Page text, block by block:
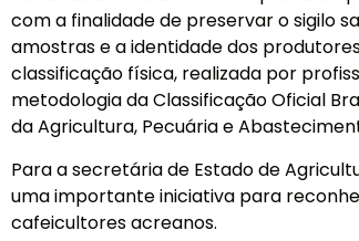
com a finalidade de preservar o sigilo
amostras e a identidade dos
classificação física, realizada por
metodologia da Classificação Oficial
da Agricultura, Pecuária e
Para a secretária de Estado de
uma importante iniciativa para
cafeicultores acreanos.